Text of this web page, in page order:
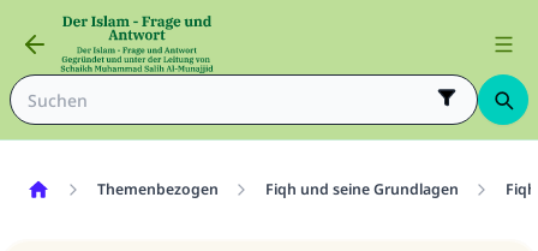
Themenbezogen Fiqh und seine Grundlagen Fiqh